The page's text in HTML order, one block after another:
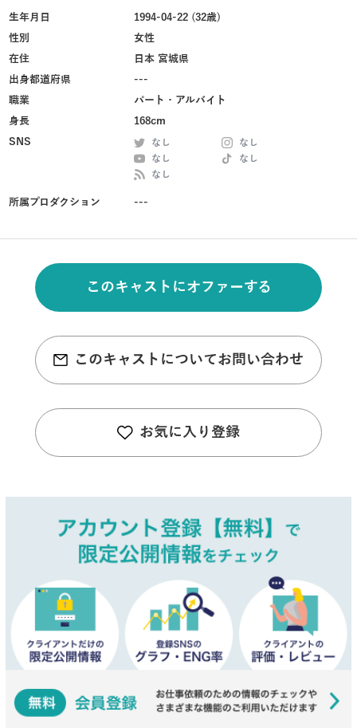
生年月日
1994-04-22 (32歳)
性別
女性
在住
日本 宮城県
出身都道府県
---
職業
パート・アルバイト
身長
168cm
SNS
なし
なし
なし
なし
なし
所属プロダクション ---
このキャストにオファーする
このキャストについてお問い合わせ
お気に入り登録